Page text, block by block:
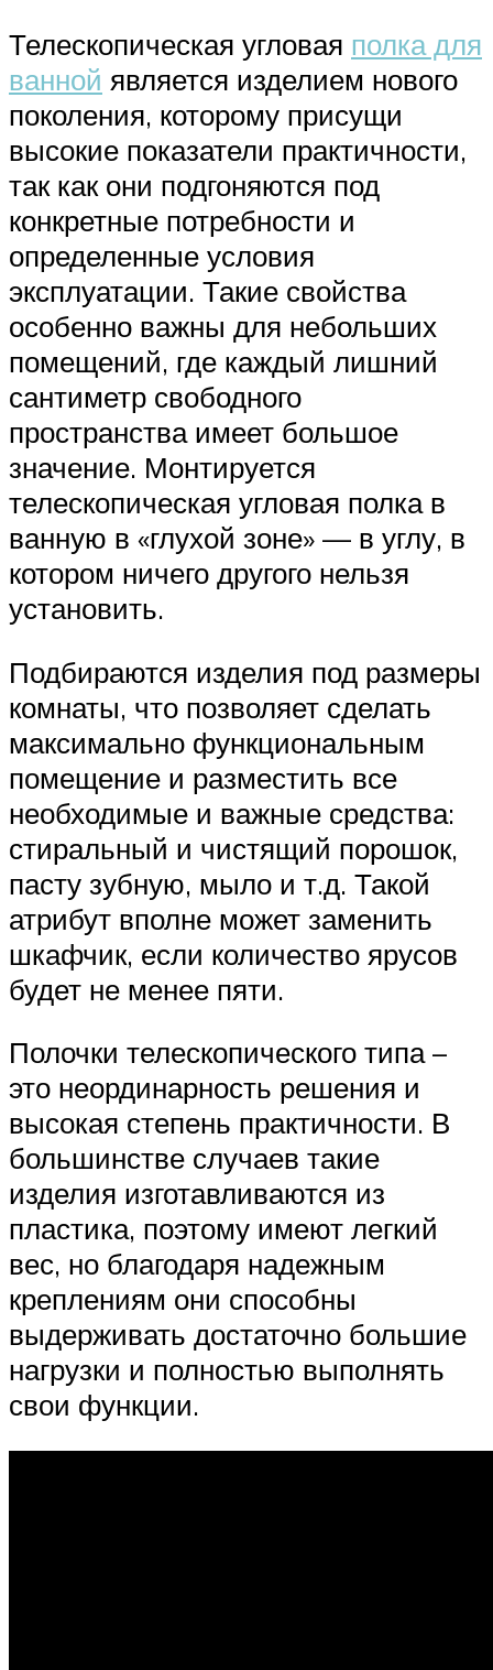
Телескопическая угловая полка для
ванной является изделием нового
поколения, которому присущи
высокие показатели практичности,
так как они подгоняются под
конкретные потребности и
определенные условия
эксплуатации. Такие свойства
особенно важны для небольших
помещений, где каждый лишний
сантиметр свободного
пространства имеет большое
значение. Монтируется
телескопическая угловая полка в
ванную в «глухой зоне» — в углу, в
котором ничего другого нельзя
установить.
Подбираются изделия под размеры
комнаты, что позволяет сделать
максимально функциональным
помещение и разместить все
необходимые и важные средства:
стиральный и чистящий порошок,
пасту зубную, мыло и т.д. Такой
атрибут вполне может заменить
шкафчик, если количество ярусов
будет не менее пяти.
Полочки телескопического типа –
это неординарность решения и
высокая степень практичности. В
большинстве случаев такие
изделия изготавливаются из
пластика, поэтому имеют легкий
вес, но благодаря надежным
креплениям они способны
выдерживать достаточно большие
нагрузки и полностью выполнять
свои функции.